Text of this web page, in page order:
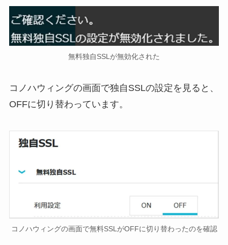
無料独自SSLが無効化された
コノハウィングの画面で独自SSLの設定を見ると、
OFFに切り替わっています。
コノハウィングの画面で無料SSLがOFFに切り替わったのを確認